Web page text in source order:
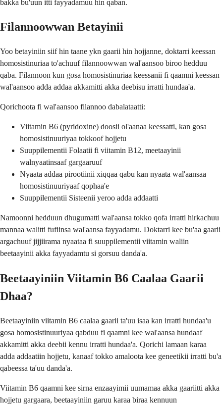
bakka bu'uun itti fayyadamuu hin qaban.
Filannoowwan Betayinii
Yoo betayiniin siif hin taane ykn gaarii hin hojjanne, doktarri keessan
homosistinuriaa to'achuuf filannoowwan wal'aansoo biroo hedduu
qaba. Filannoon kun gosa homosistinuriaa keessanii fi qaamni keessan
wal'aansoo adda addaa akkamitti akka deebisu irratti hundaa'a.
Qorichoota fi wal'aansoo filannoo dabalataatti:
Viitamin B6 (pyridoxine) doosii ol'aanaa keessatti, kan gosa
homosistinuuriyaa tokkoof hojjetu
Suuppilementii Folaatii fi viitamin B12, meetaayinii
walnyaatinsaaf gargaaruuf
Nyaata addaa pirootiinii xiqqaa qabu kan nyaata wal'aansaa
homosistinuuriyaaf qophaa'e
Suuppilementii Sisteenii yeroo adda addaatti
Namoonni hedduun dhugumatti wal'aansa tokko qofa irratti hirkachuu
mannaa walitti fufiinsa wal'aansa fayyadamu. Doktarri kee bu'aa gaarii
argachuuf jijjiirama nyaataa fi suuppilementii viitamin waliin
beetaayinii akka fayyadamtu si gorsuu danda'a.
Beetaayiniin Viitamin B6 Caalaa Gaarii
Dhaa?
Beetaayiniin viitamin B6 caalaa gaarii ta'uu isaa kan irratti hundaa'u
gosa homosistinuuriyaa qabduu fi qaamni kee wal'aansa hundaaf
akkamitti akka deebii kennu irratti hundaa'a. Qorichi lamaan karaa
adda addaatiin hojjetu, kanaaf tokko amaloota kee geneetikii irratti bu'a
qabeessa ta'uu danda'a.
Viitamin B6 qaamni kee sirna enzaayimii uumamaa akka gaariitti akka
hojjetu gargaara, beetaayiniin garuu karaa biraa kennuun